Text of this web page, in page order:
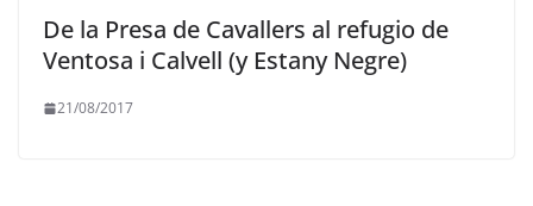
De la Presa de Cavallers al refugio de
Ventosa i Calvell (y Estany Negre)
21/08/2017